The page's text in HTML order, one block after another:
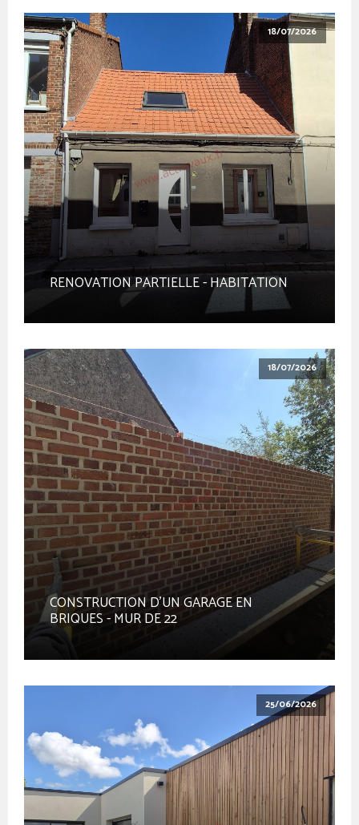
18/07/2026
RENOVATION PARTIELLE - HABITATION
18/07/2026
CONSTRUCTION D'UN GARAGE EN
BRIQUES - MUR DE 22
25/06/2026